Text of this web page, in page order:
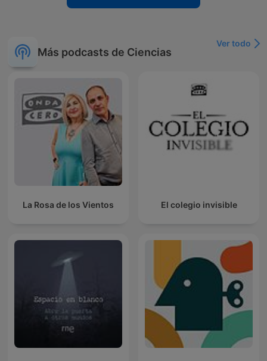
Más podcasts de Ciencias
Ver todo
La Rosa de los Vientos El colegio invisible